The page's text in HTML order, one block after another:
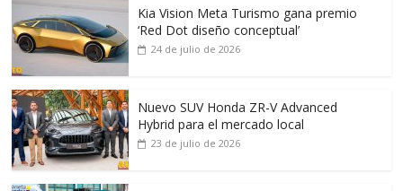
Kia Vision Meta Turismo gana premio
‘Red Dot diseño conceptual’
24 de julio de 2026
Nuevo SUV Honda ZR-V Advanced
Hybrid para el mercado local
23 de julio de 2026